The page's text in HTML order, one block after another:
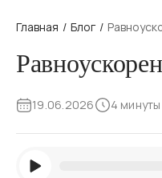
Главная / Блог /
19.06.2026 4 минуты